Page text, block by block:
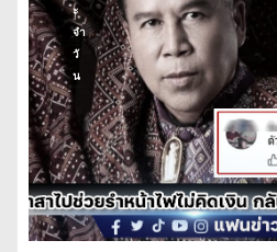
ะ
จำ
วั
น